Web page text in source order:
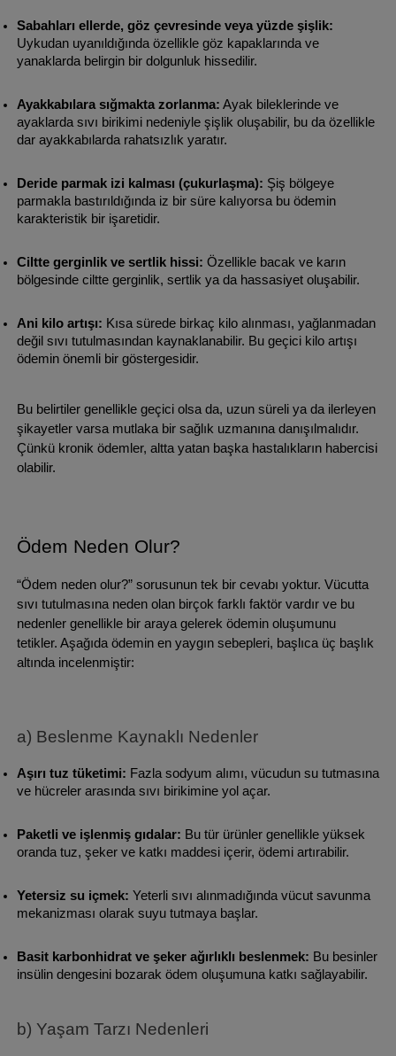
Sabahları ellerde, göz çevresinde veya yüzde şişlik:
Uykudan uyanıldığında özellikle göz kapaklarında ve
yanaklarda belirgin bir dolgunluk hissedilir.
Ayakkabılara sığmakta zorlanma: Ayak bileklerinde ve
ayaklarda sıvı birikimi nedeniyle şişlik oluşabilir, bu da özellikle
dar ayakkabılarda rahatsızlık yaratır.
Deride parmak izi kalması (çukurlaşma): Şiş bölgeye
parmakla bastırıldığında iz bir süre kalıyorsa bu ödemin
karakteristik bir işaretidir.
Ciltte gerginlik ve sertlik hissi: Özellikle bacak ve karın
bölgesinde ciltte gerginlik, sertlik ya da hassasiyet oluşabilir.
Ani kilo artışı: Kısa sürede birkaç kilo alınması, yağlanmadan
değil sıvı tutulmasından kaynaklanabilir. Bu geçici kilo artışı
ödemin önemli bir göstergesidir.
Bu belirtiler genellikle geçici olsa da, uzun süreli ya da ilerleyen
şikayetler varsa mutlaka bir sağlık uzmanına danışılmalıdır.
Çünkü kronik ödemler, altta yatan başka hastalıkların habercisi
olabilir.
Ödem Neden Olur?
“Ödem neden olur?” sorusunun tek bir cevabı yoktur. Vücutta
sıvı tutulmasına neden olan birçok farklı faktör vardır ve bu
nedenler genellikle bir araya gelerek ödemin oluşumunu
tetikler. Aşağıda ödemin en yaygın sebepleri, başlıca üç başlık
altında incelenmiştir:
a) Beslenme Kaynaklı Nedenler
Aşırı tuz tüketimi: Fazla sodyum alımı, vücudun su tutmasına
ve hücreler arasında sıvı birikimine yol açar.
Paketli ve işlenmiş gıdalar: Bu tür ürünler genellikle yüksek
oranda tuz, şeker ve katkı maddesi içerir, ödemi artırabilir.
Yetersiz su içmek: Yeterli sıvı alınmadığında vücut savunma
mekanizması olarak suyu tutmaya başlar.
Basit karbonhidrat ve şeker ağırlıklı beslenmek: Bu besinler
insülin dengesini bozarak ödem oluşumuna katkı sağlayabilir.
b) Yaşam Tarzı Nedenleri